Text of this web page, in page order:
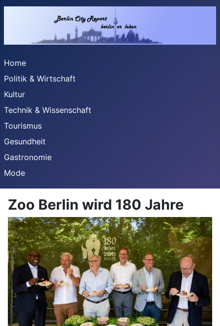
Home
Politik & Wirtschaft
Kultur
Technik & Wissenschaft
Tourismus
Gesundheit
Gastronomie
Mode
Zoo Berlin wird 180 Jahre